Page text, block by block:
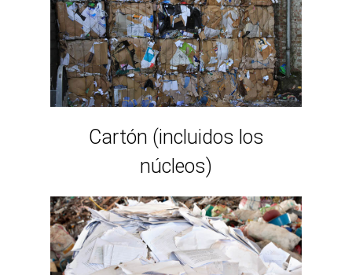
Cartón (incluidos los
núcleos)